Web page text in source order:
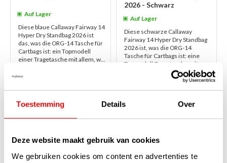
Toestemming Details Over
Deze website maakt gebruik van cookies
We gebruiken cookies om content en advertenties te
Auf Lager
Diese blaue Callaway Fairway 14
Hyper Dry Standbag 2026 ist
das, was die ORG-14 Tasche für
Cartbags ist: ein Topmodell
einer Tragetasche mit allem, w...
€399,00
€285,00
2026 - Schwarz
Auf Lager
Diese schwarze Callaway
Fairway 14 Hyper Dry Standbag
2026 ist, was die ORG-14
Tasche für Cartbags ist: eine
Topmodell-Tragetasche mit
weiterlesen
€285,00